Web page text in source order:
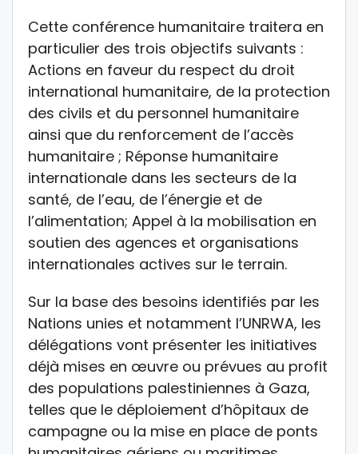
Cette conférence humanitaire traitera en
particulier des trois objectifs suivants :
Actions en faveur du respect du droit
international humanitaire, de la protection
des civils et du personnel humanitaire
ainsi que du renforcement de l’accès
humanitaire ; Réponse humanitaire
internationale dans les secteurs de la
santé, de l’eau, de l’énergie et de
l’alimentation; Appel à la mobilisation en
soutien des agences et organisations
internationales actives sur le terrain.
Sur la base des besoins identifiés par les
Nations unies et notamment l’UNRWA, les
délégations vont présenter les initiatives
déjà mises en œuvre ou prévues au profit
des populations palestiniennes à Gaza,
telles que le déploiement d’hôpitaux de
campagne ou la mise en place de ponts